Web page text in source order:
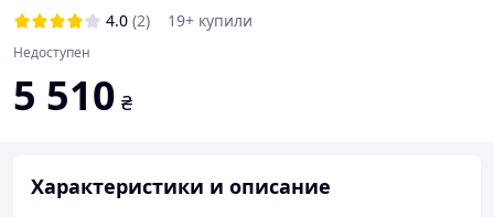
4.0 (2) 19+ купили
Недоступен
5 510 ₴
Характеристики и описание